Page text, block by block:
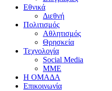
Εθνικά
Διεθνή
Πολιτισμός
Αθλητισμός
Θρησκεία
Τεχνολογία
Social Media
ΜΜΕ
Η ΟΜΑΔΑ
Επικοινωνία